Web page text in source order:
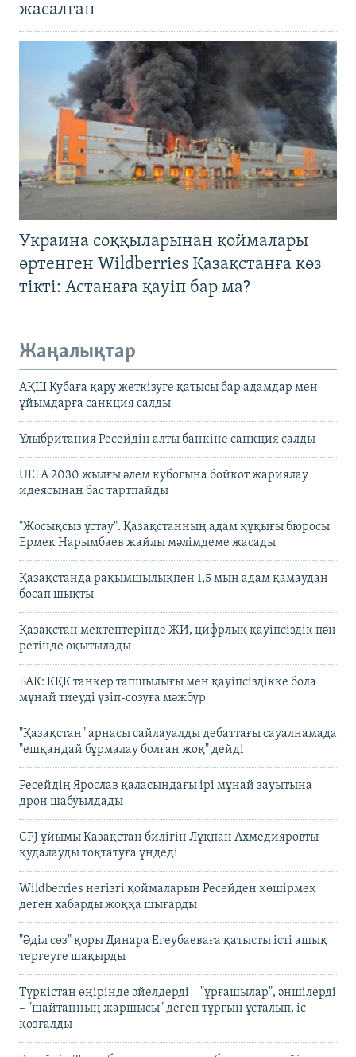
жасалған
Украина соққыларынан қоймалары
өртенген Wildberries Қазақстанға көз
тікті: Астанаға қауіп бар ма?
Жаңалықтар
АҚШ Кубаға қару жеткізуге қатысы бар адамдар мен
ұйымдарға санкция салды
Ұлыбритания Ресейдің алты банкіне санкция салды
UEFA 2030 жылғы әлем кубогына бойкот жариялау
идеясынан бас тартпайды
"Жосықсыз ұстау". Қазақстанның адам құқығы бюросы
Ермек Нарымбаев жайлы мәлімдеме жасады
Қазақстанда рақымшылықпен 1,5 мың адам қамаудан
босап шықты
Қазақстан мектептерінде ЖИ, цифрлық қауіпсіздік пән
ретінде оқытылады
БАҚ: КҚК танкер тапшылығы мен қауіпсіздікке бола
мұнай тиеуді үзіп-созуға мәжбүр
"Қазақстан" арнасы сайлауалды дебаттағы сауалнамада
"ешқандай бұрмалау болған жоқ" дейді
Ресейдің Ярослав қаласындағы ірі мұнай зауытына
дрон шабуылдады
CPJ ұйымы Қазақстан билігін Лұқпан Ахмедияровты
қудалауды тоқтатуға үндеді
Wildberries негізгі қоймаларын Ресейден көшірмек
деген хабарды жоққа шығарды
"Әділ сөз" қоры Динара Егеубаеваға қатысты істі ашық
тергеуге шақырды
Түркістан өңірінде әйелдерді – "ұрғашылар", әншілерді
– "шайтанның жаршысы" деген тұрғын ұсталып, іс
қозғалды